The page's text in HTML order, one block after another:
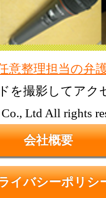
Ltd All rights
会社概要
イバシーポリシ